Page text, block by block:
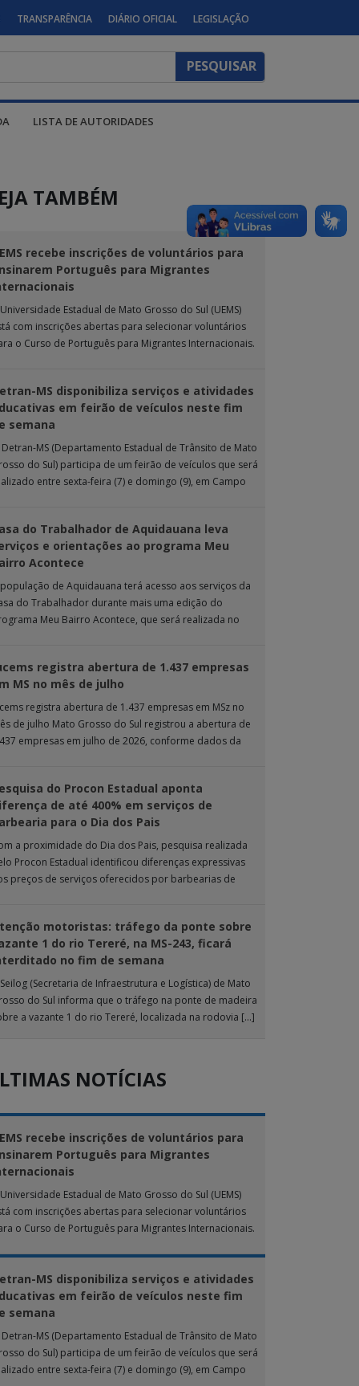
TRANSPARÊNCIA DIÁRIO OFICIAL LEGISLAÇÃO
LISTA DE AUTORIDADES
TAMBÉM
recebe inscrições de voluntários para
Português para Migrantes
Estadual de Mato Grosso do Sul (UEMS)
com inscrições abertas para selecionar voluntários
o Curso de Português para Migrantes Internacionais.
MS disponibiliza serviços e atividades
em feirão de veículos neste fim
semana
Detran-MS (Departamento Estadual de Trânsito de Mato
do Sul) participa de um feirão de veículos que será
entre sexta-feira (7) e domingo (9), em Campo
do Trabalhador de Aquidauana leva
e orientações ao programa Meu
Acontece
de Aquidauana terá acesso aos serviços da
do Trabalhador durante mais uma edição do
Meu Bairro Acontece, que será realizada no
registra abertura de 1.437 empresas
MS no mês de julho
registra abertura de 1.437 empresas em MSz no
de julho Mato Grosso do Sul registrou a abertura de
empresas em julho de 2026, conforme dados da
do Procon Estadual aponta
de até 400% em serviços de
para o Dia dos Pais
a proximidade do Dia dos Pais, pesquisa realizada
Procon Estadual identificou diferenças expressivas
preços de serviços oferecidos por barbearias de
motoristas: tráfego da ponte sobre
1 do rio Tereré, na MS-243, ficará
no fim de semana
(Secretaria de Infraestrutura e Logística) de Mato
do Sul informa que o tráfego na ponte de madeira
a vazante 1 do rio Tereré, localizada na rodovia […]
NOTÍCIAS
recebe inscrições de voluntários para
Português para Migrantes
Estadual de Mato Grosso do Sul (UEMS)
com inscrições abertas para selecionar voluntários
o Curso de Português para Migrantes Internacionais.
MS disponibiliza serviços e atividades
em feirão de veículos neste fim
semana
Detran-MS (Departamento Estadual de Trânsito de Mato
do Sul) participa de um feirão de veículos que será
entre sexta-feira (7) e domingo (9), em Campo